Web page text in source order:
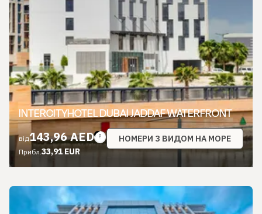
INTERCITYHOTEL DUBAI JADDAF WATERFRONT
від143,96 AED
Прибл.33,91 EUR
НОМЕРИ З ВИДОМ НА МОРЕ